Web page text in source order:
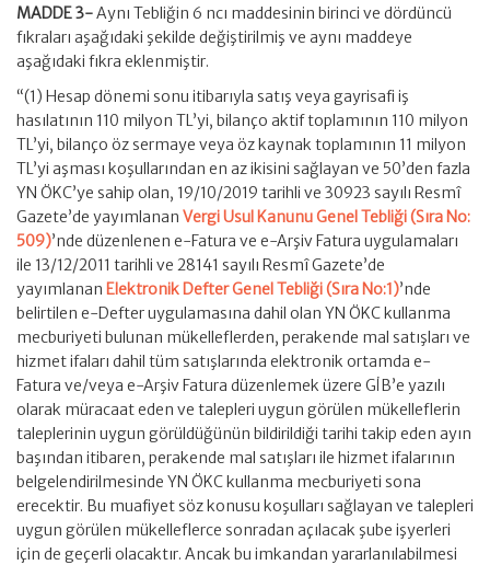
MADDE 3-Aynı Tebliğin 6 ncı maddesinin birinci ve dördüncü
fıkraları aşağıdaki şekilde değiştirilmiş ve aynı maddeye
aşağıdaki fıkra eklenmiştir.
“(1) Hesap dönemi sonu itibarıyla satış veya gayrisafi iş
hasılatının 110 milyon TL’yi, bilanço aktif toplamının 110 milyon
TL’yi, bilanço öz sermaye veya öz kaynak toplamının 11 milyon
TL’yi aşması koşullarından en az ikisini sağlayan ve 50’den fazla
YN ÖKC’ye sahip olan, 19/10/2019 tarihli ve 30923 sayılı Resmî
Gazete’de yayımlanan Vergi Usul Kanunu Genel Tebliği (Sıra No:
509)’nde düzenlenen e-Fatura ve e-Arşiv Fatura uygulamaları
ile 13/12/2011 tarihli ve 28141 sayılı Resmî Gazete’de
yayımlanan Elektronik Defter Genel Tebliği (Sıra No:1)’nde
belirtilen e-Defter uygulamasına dahil olan YN ÖKC kullanma
mecburiyeti bulunan mükelleflerden, perakende mal satışları ve
hizmet ifaları dahil tüm satışlarında elektronik ortamda e-
Fatura ve/veya e-Arşiv Fatura düzenlemek üzere GİB’e yazılı
olarak müracaat eden ve talepleri uygun görülen mükelleflerin
taleplerinin uygun görüldüğünün bildirildiği tarihi takip eden ayın
başından itibaren, perakende mal satışları ile hizmet ifalarının
belgelendirilmesinde YN ÖKC kullanma mecburiyeti sona
erecektir. Bu muafiyet söz konusu koşulları sağlayan ve talepleri
uygun görülen mükelleflerce sonradan açılacak şube işyerleri
için de geçerli olacaktır. Ancak bu imkandan yararlanılabilmesi